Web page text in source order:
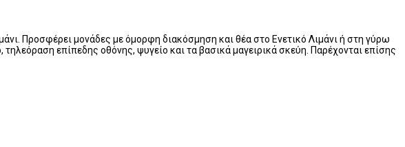
Προσφέρει μονάδες με όμορφη διακόσμηση και θέα στο Ενετικό Λιμάνι ή στη γύρω
επίπεδης οθόνης, ψυγείο και τα βασικά μαγειρικά σκεύη. Παρέχονται επίσης